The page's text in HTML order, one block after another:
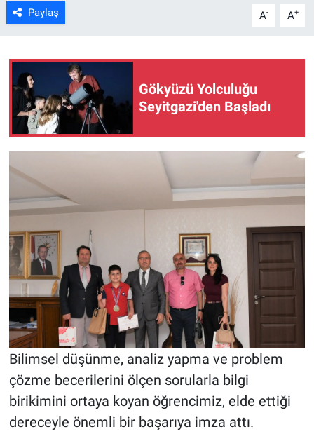
Paylaş A- A+
Gökyüzü Yolculuğu
Seyitgazi'den Başladı
Bilimsel düşünme, analiz yapma ve problem
çözme becerilerini ölçen sorularla bilgi
birikimini ortaya koyan öğrencimiz, elde ettiği
dereceyle önemli bir başarıya imza attı.